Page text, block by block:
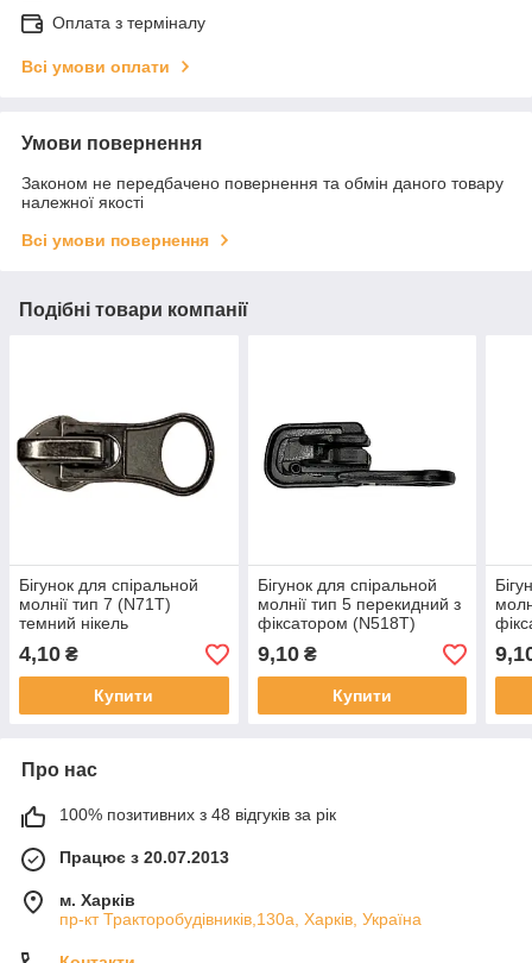
Оплата з терміналу
Всі умови оплати
Умови повернення
Законом не передбачено повернення та обмін даного товару
належної якості
Всі умови повернення
Подібні товари компанії
Бігунок для спіральной
молнії тип 7 (N71T)
темний нікель
4,10 ₴
Купити
Бігунок для спіральной
молнії тип 5 перекидний з
фіксатором (N518T)
9,10₴
Купити
Про нас
100% позитивних з 48 відгуків за рік
Працює з 20.07.2013
м. Харків
пр-кт Тракторобудівників,130а, Харків, Україна